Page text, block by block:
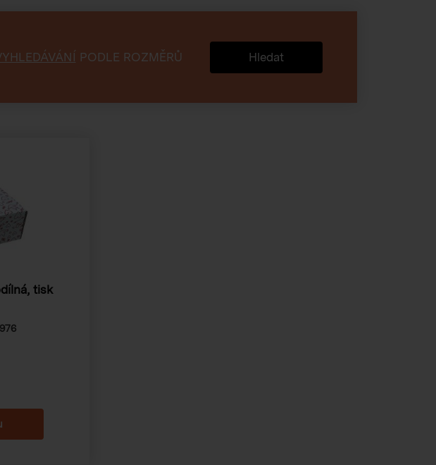
PODLE ROZMĚRŮ Hledat
tisk